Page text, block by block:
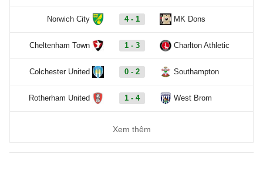
Norwich City 4 - 1 MK Dons
Cheltenham Town 1 - 3 Charlton Athletic
Colchester United 0 - 2 Southampton
Rotherham United 1 - 4 West Brom
Xem thêm